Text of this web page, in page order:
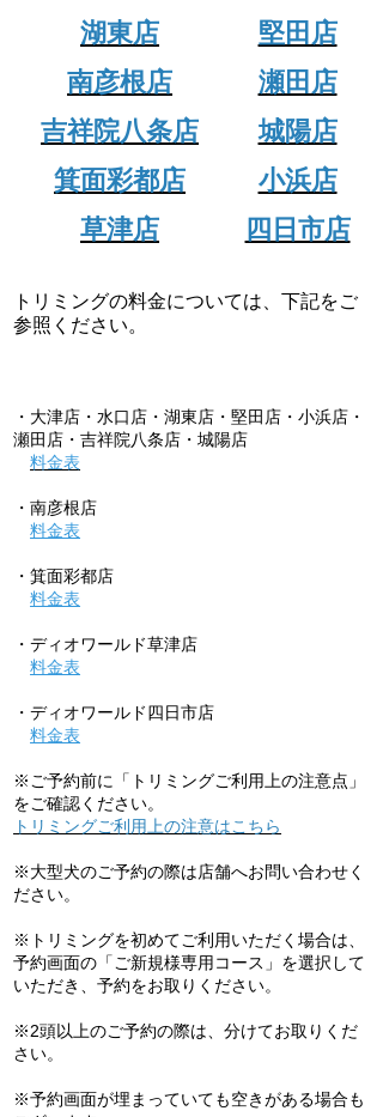
湖東店
堅田店
南彦根店
瀬田店
吉祥院八条店
城陽店
箕面彩都店
小浜店
草津店
四日市店
トリミングの料金については、下記をご
参照ください。
・大津店・水口店・湖東店・堅田店・小浜店・
瀬田店・吉祥院八条店・城陽店
料金表
・南彦根店
料金表
・箕面彩都店
料金表
・ディオワールド草津店
料金表
・ディオワールド四日市店
料金表
※ご予約前に「トリミングご利用上の注意点」
をご確認ください。
トリミングご利用上の注意はこちら
※大型犬のご予約の際は店舗へお問い合わせく
ださい。
※トリミングを初めてご利用いただく場合は、
予約画面の「ご新規様専用コース」を選択して
いただき、予約をお取りください。
※2頭以上のご予約の際は、分けてお取りくだ
さい。
※予約画面が埋まっていても空きがある場合も